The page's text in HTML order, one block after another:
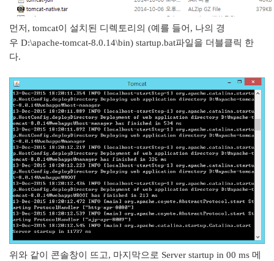
먼저 , tomcat이 설치된 디렉토리의 (예를 들어, 나의 경
우 D:\apache-tomcat-8.0.14\bin) startup.bat파일을 더블클릭 한
다.
위와 같이 콘솔창이 뜨고, 마지막으로 Server startup in 00 ms 메